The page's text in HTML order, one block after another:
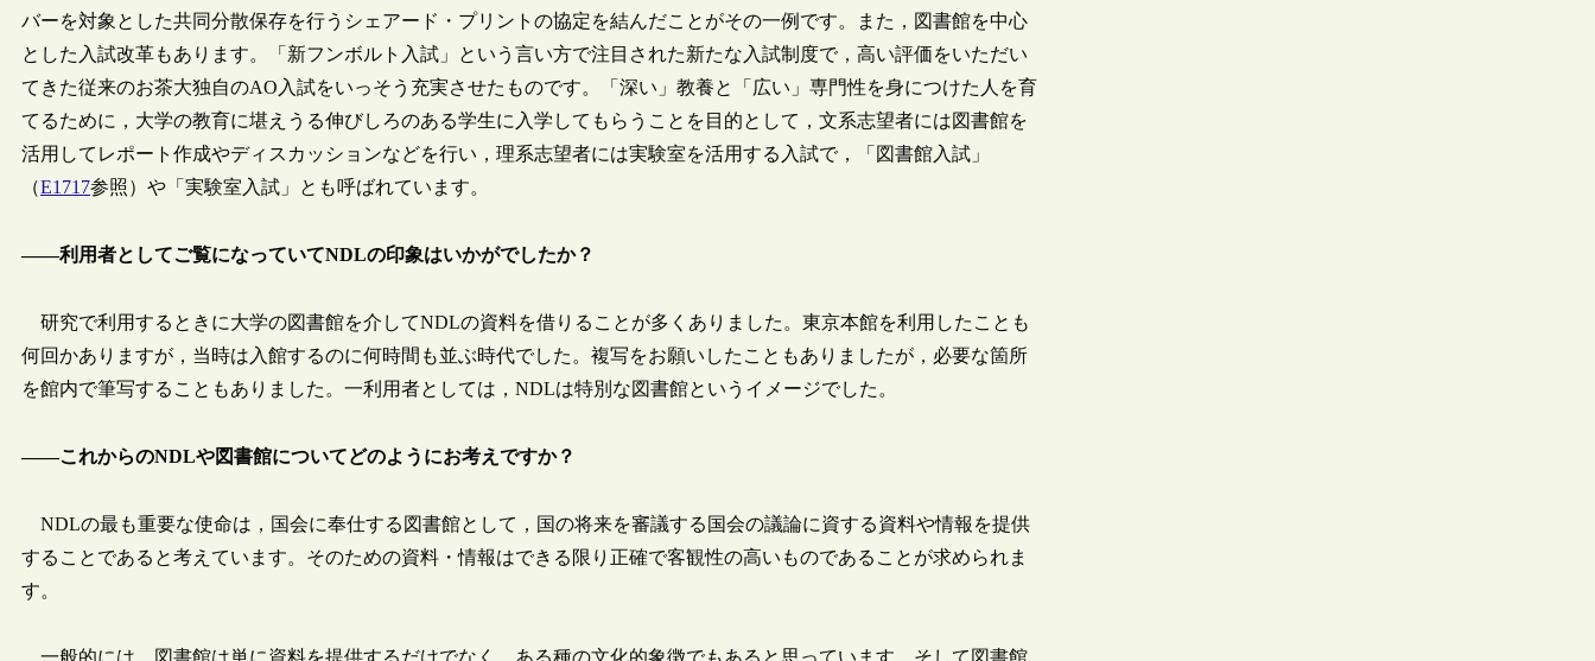
バーを対象とした共同分散保存を行うシェアード・プリントの協定を結んだことがその一例です。また，図書館を中心
とした入試改革もあります。「新フンボルト入試」という言い方で注目された新たな入試制度で，高い評価をいただい
てきた従来のお茶大独自のAO入試をいっそう充実させたものです。「深い」教養と「広い」専門性を身につけた人を育
てるために，大学の教育に堪えうる伸びしろのある学生に入学してもらうことを目的として，文系志望者には図書館を
活用してレポート作成やディスカッションなどを行い，理系志望者には実験室を活用する入試で，「図書館入試」
（E1717参照）や「実験室入試」とも呼ばれています。
――利用者としてご覧になっていてNDLの印象はいかがでしたか？
研究で利用するときに大学の図書館を介してNDLの資料を借りることが多くありました。東京本館を利用したことも
何回かありますが，当時は入館するのに何時間も並ぶ時代でした。複写をお願いしたこともありましたが，必要な箇所
を館内で筆写することもありました。一利用者としては，NDLは特別な図書館というイメージでした。
――これからのNDLや図書館についてどのようにお考えですか？
NDLの最も重要な使命は，国会に奉仕する図書館として，国の将来を審議する国会の議論に資する資料や情報を提供
することであると考えています。そのための資料・情報はできる限り正確で客観性の高いものであることが求められま
す。